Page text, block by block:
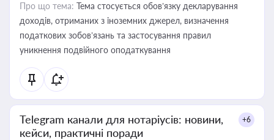
Про що тема: Тема стосується обов’язку декларування
доходів, отриманих з іноземних джерел, визначення
податкових зобов’язань та застосування правил
уникнення подвійного оподаткування
Telegram канали для нотаріусів: новини,
кейси, практичні поради
+6